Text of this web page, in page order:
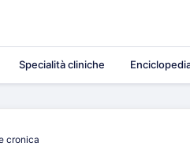
Specialità cliniche
cronica